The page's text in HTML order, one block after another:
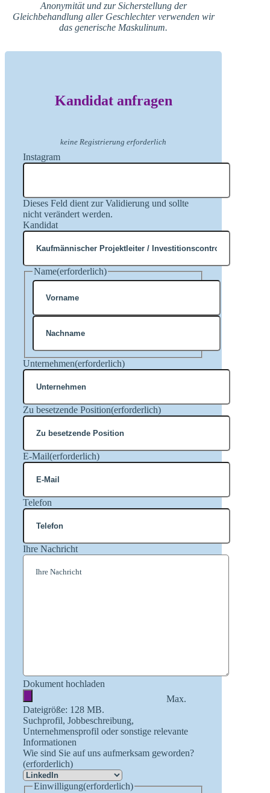
Anonymität und zur Sicherstellung der
Gleichbehandlung aller Geschlechter verwenden wir
das generische Maskulinum.
Kandidat anfragen
keine Registrierung erforderlich
Instagram
Dieses Feld dient zur Validierung und sollte
nicht verändert werden.
Kandidat
Name(erforderlich)
Vorname
Nachname
Unternehmen(erforderlich)
Zu besetzende Position(erforderlich)
E-Mail(erforderlich)
Telefon
Ihre Nachricht
Dokument hochladen
Max.
Dateigröße: 128 MB.
Suchprofil, Jobbeschreibung,
Unternehmensprofil oder sonstige relevante
Informationen
Wie sind Sie auf uns aufmerksam geworden?
(erforderlich)
Einwilligung(erforderlich)